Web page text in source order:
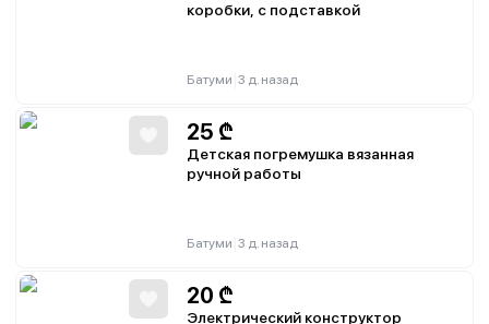
коробки, с подставкой
Батуми 3 д. назад
25 ₾
Детская погремушка вязанная
ручной работы
Батуми 3 д. назад
20 ₾
Электрический конструктор